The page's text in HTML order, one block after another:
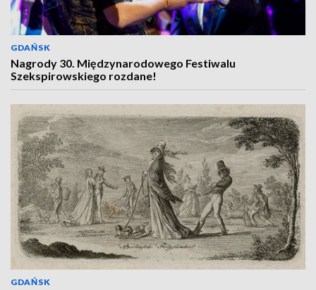
GDAŃSK
Nagrody 30. Międzynarodowego Festiwalu
Szekspirowskiego rozdane!
GDAŃSK